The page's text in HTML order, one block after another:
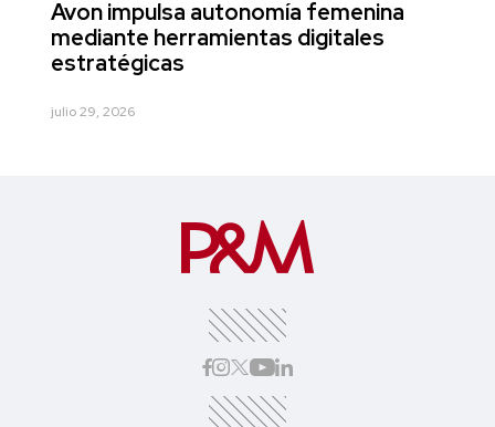
Avon impulsa autonomía femenina
mediante herramientas digitales
estratégicas
julio 29, 2026